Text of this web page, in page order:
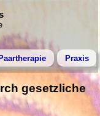
Praxis
gesetzliche